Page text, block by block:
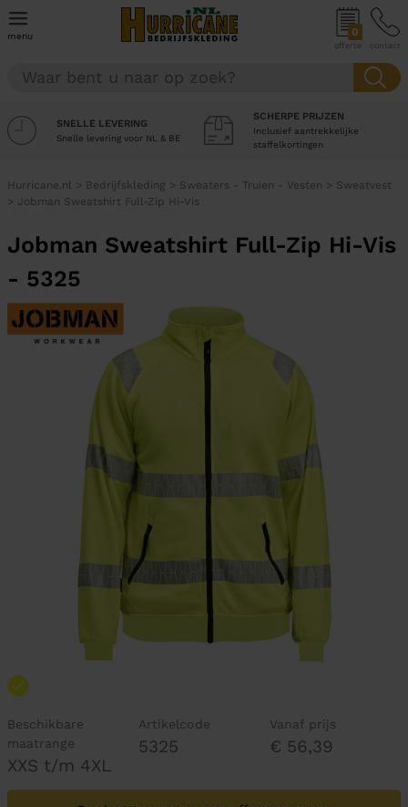
menu 0
offerte contact
SNELLE LEVERING
Snelle levering voor NL & BE
SCHERPE PRIJZEN
Inclusief aantrekkelijke
staffelkortingen
Hurricane.nl > Bedrijfskleding > Sweaters - Truien - Vesten > Sweatvest
> Jobman Sweatshirt Full-Zip Hi-Vis
Jobman Sweatshirt Full-Zip Hi-Vis
- 5325
Beschikbare
maatrange
XXS t/m 4XL
Artikelcode
5325
Vanaf prijs
€ 56,39